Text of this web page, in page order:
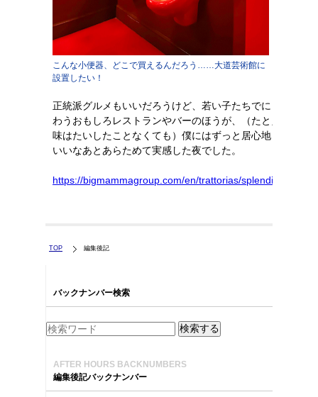
こんな小便器、どこで買えるんだろう……大道芸術館に
設置したい！
正統派グルメもいいだろうけど、若い子たちでにぎ
わうおもしろレストランやバーのほうが、（たとえ
味はたいしたことなくても）僕にはずっと居心地良
いいなあとあらためて実感した夜でした。
https://bigmammagroup.com/en/trattorias/splendido
TOP 編集後記
バックナンバー検索
AFTER HOURS BACKNUMBERS
編集後記バックナンバー